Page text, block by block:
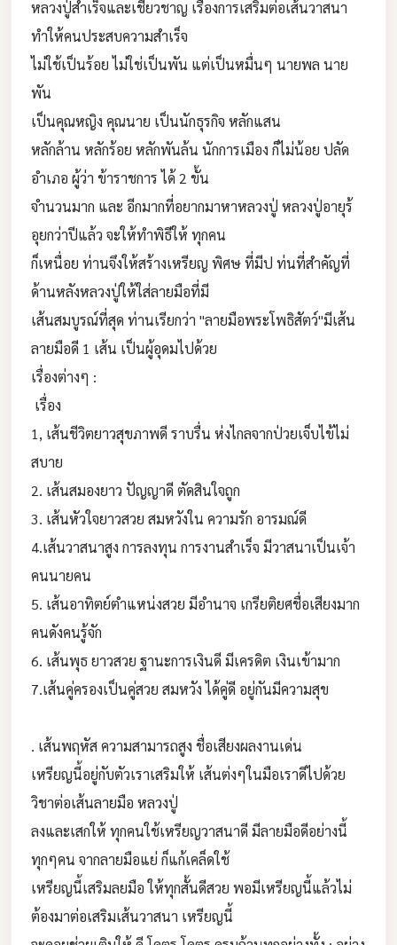
หลวงปู่สำเร็จและเชี่ยวชาญ เรื่องการเสริมต่อเส้นวาสนา
ทำให้คนประสบความสำเร็จ
ไม่ใช้เป็นร้อย ไม่ใช่เป็นพัน แต่เป็นหมื่นๆ นายพล นาย
พัน
เป็นคุณหญิง คุณนาย เป็นนักธุรกิจ หลักแสน
หลักล้าน หลักร้อย หลักพันล้น นักการเมือง ก็ไม่น้อย ปลัด
อำเภอ ผู้ว่า ข้าราชการ ได้ 2 ขั้น
จำนวนมาก และ อีกมากที่อยากมาหาหลวงปู่ หลวงปู่อายุร้
อุยกว่าปีแล้ว จะให้ทำพิธีให้ ทุกคน
ก็เหนื่อย ท่านจึงให้สร้างเหรียญ พิศษ ที่มีป ท่นที่สำคัญที่
ด้านหลังหลวงปู่ให้ใส่ลายมือที่มี
เส้นสมบูรณ์ที่สุด ท่านเรียกว่า "ลายมือพระโพธิสัตว์"มีเส้น
ลายมือดี 1 เส้น เป็นผู้อุดมไปด้วย
เรื่องต่างๆ :
เรื่อง
1, เส้นชีวิตยาวสุขภาพดี ราบรื่น ห่งไกลจากป่วยเจ็บไข้ไม่
สบาย
2. เส้นสมองยาว ปัญญาดี ตัดสินใจถูก
3. เส้นหัวใจยาวสวย สมหวังใน ความรัก อารมณ์ดี
4.เส้นวาสนาสูง การลงทุน การงานสำเร็จ มีวาสนาเป็นเจ้า
คนนายคน
5. เส้นอาทิตย์ตำแหน่งสวย มีอำนาจ เกรียติยศชื่อเสียงมาก
คนดังคนรู้จัก
6. เส้นพุธ ยาวสวย ฐานะการเงินดี มีเครดิต เงินเข้ามาก
7.เส้นคู่ครองเป็นคู่สวย สมหวัง ได้คู่ดี อยู่กันมีความสุข
. เส้นพฤหัส ความสามารถสูง ชื่อเสียงผลงานเด่น
เหรียญนี้อยู่กับตัวเราเสริมให้ เส้นต่งๆในมือเราดีไปด้วย
วิชาต่อเส้นลายมือ หลวงปู่
ลงและเสกให้ ทุกคนใช้เหรียญวาสนาดี มีลายมือดีอย่างนี้
ทุกๆคน จากลายมือแย่ ก็แก้เคล็ดใช้
เหรียญนี้เสริมลยมือ ให้ทุกสั้นดีสวย พอมีเหรียญนี้แล้วไม่
ต้องมาต่อเสริมเส้นวาสนา เหรียญนี้